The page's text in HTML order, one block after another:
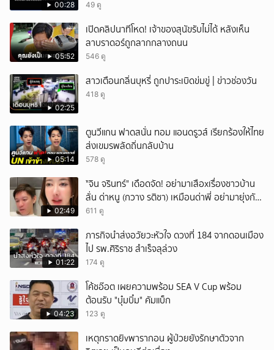
00:28 49 ดู
05:52
เปิดคลิปนาทีโหด! เจ้าของสุนัขรับไม่ได้ หลังเห็น
ลาบราดอร์ถูกลากกลางถนน
546 ดู
02:25
สาวเตือนกลิ่นบุหรี่ ถูกปาระเบิดข่มขู่ | ข่าวช่องวัน
418 ดู
05:14
ตูนวีแกน ฟาดสนั่น ทอม แอนดรูวส์ เรียกร้องให้ไทย
ส่งเขมรพลัดถิ่นกลับบ้าน
578 ดู
02:49
ั่"จิน จรินทร์" เดือดจัด! อย่ามาเสือxเรื่องชาวบ้าน
ลั่น ด่าหนู (กวาง รติชา) เหมือนด่าพี่ อย่ามายุ่งกับ
คนของผม จบ!!!
611 ดู
01:22
ภารกิจนำส่งอวัยวะหัวใจ ดวงที่ 184 จากดอนเมือง
ไป รพ.ศิริราช สำเร็จลุล่วง
174 ดู
04:23
โค้ชอ๊อต เผยความพร้อม SEA V Cup พร้อม
ต้อนรับ "บุ๋มบิ๋ม" คัมแบ็ก
123 ดู
เหตุกราดยิvพารากอน ผู้ป่วยยังรักษาตัวจาก